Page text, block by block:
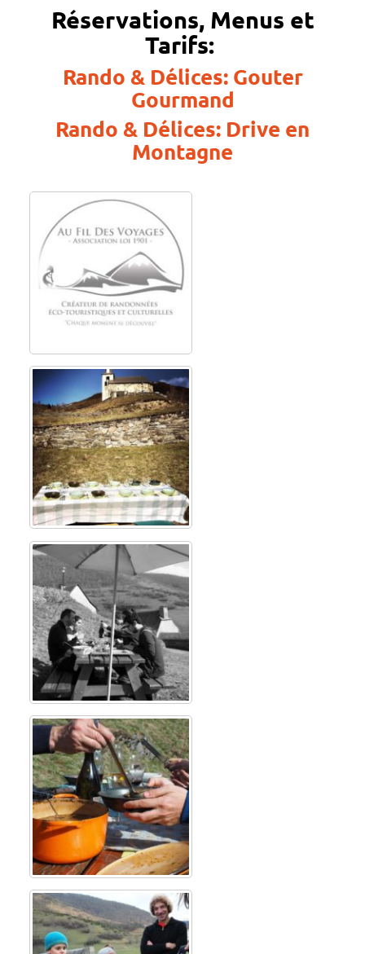
Réservations, Menus et
Tarifs:
Rando & Délices: Gouter
Gourmand
Rando & Délices: Drive en
Montagne